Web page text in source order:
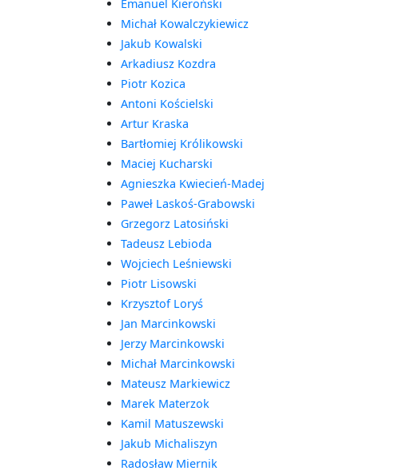
Emanuel Kieroński
Michał Kowalczykiewicz
Jakub Kowalski
Arkadiusz Kozdra
Piotr Kozica
Antoni Kościelski
Artur Kraska
Bartłomiej Królikowski
Maciej Kucharski
Agnieszka Kwiecień-Madej
Paweł Laskoś-Grabowski
Grzegorz Latosiński
Tadeusz Lebioda
Wojciech Leśniewski
Piotr Lisowski
Krzysztof Loryś
Jan Marcinkowski
Jerzy Marcinkowski
Michał Marcinkowski
Mateusz Markiewicz
Marek Materzok
Kamil Matuszewski
Jakub Michaliszyn
Radosław Miernik